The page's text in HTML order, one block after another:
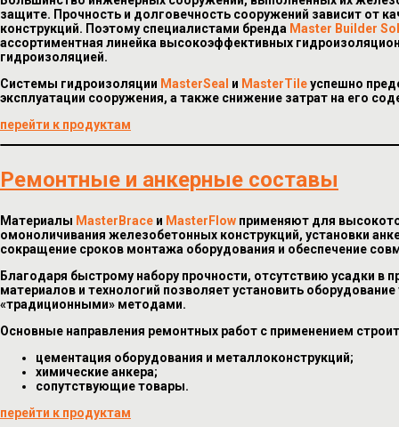
защите. Прочность и долговечность сооружений зависит от
конструкций. Поэтому специалистами бренда Master Builder
ассортиментная линейка высокоэффективных
гидроизоляцией.
Системы гидроизоляции MasterSeal и MasterTileуспешно
эксплуатации сооружения, а также снижение затрат на его
перейти к продуктам
Ремонтные и анкерные составы
Материалы MasterBrace и MasterFlow применяют для
омоноличивания железобетонных конструкций, установки
сокращение сроков монтажа оборудования и обеспечение
Благодаря быстрому набору прочности, отсутствию усадки
материалов и технологий позволяет установить
«традиционными» методами.
Основные направления ремонтных работ с применением
цементация оборудования и металлоконструкций;
химические анкера;
сопутствующие товары.
перейти к продуктам